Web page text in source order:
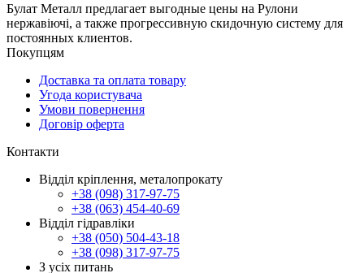
Булат Металл предлагает выгодные цены на Рулони
нержавіючі, а также прогрессивную скидочную систему для
постоянных клиентов.
Покупцям
Доставка та оплата товару
Угода користувача
Умови повернення
Договір оферта
Контакти
Відділ кріплення, металопрокату
+38 (098) 317-97-75
+38 (063) 454-40-69
Відділ гідравліки
+38 (050) 504-43-18
+38 (098) 317-97-75
З усіх питань